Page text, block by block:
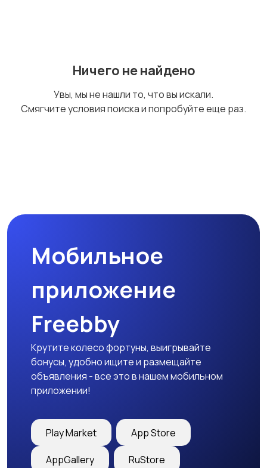
Тренажеры и фитнес Спортивное питание
Другое
Ничего не найдено
Увы, мы не нашли то, что вы искали.
Смягчите условия поиска и попробуйте еще раз.
Мобильное
приложение
Freebby
Крутите колесо фортуны, выигрывайте
бонусы, удобно ищите и размещайте
объявления - все это в нашем мобильном
приложении!
Play Market App Store
AppGallery RuStore